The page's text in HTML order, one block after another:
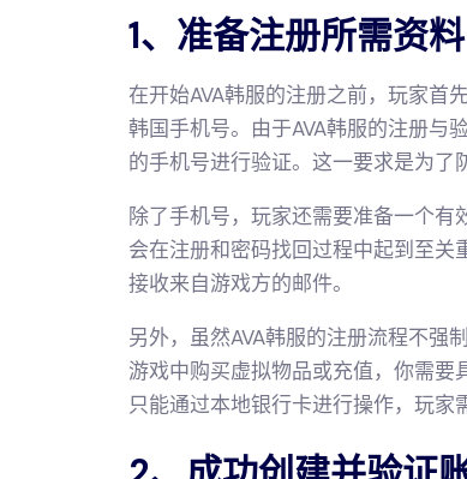
1、准备注册所需资料
在开始AVA韩服的注册之前，玩家首
韩国手机号。由于AVA韩服的注册与
的手机号进行验证。这一要求是为了
除了手机号，玩家还需要准备一个
会在注册和密码找回过程中起到至
接收来自游戏方的邮件。
另外，虽然AVA韩服的注册流程不强
游戏中购买虚拟物品或充值，你需
只能通过本地银行卡进行操作，玩家